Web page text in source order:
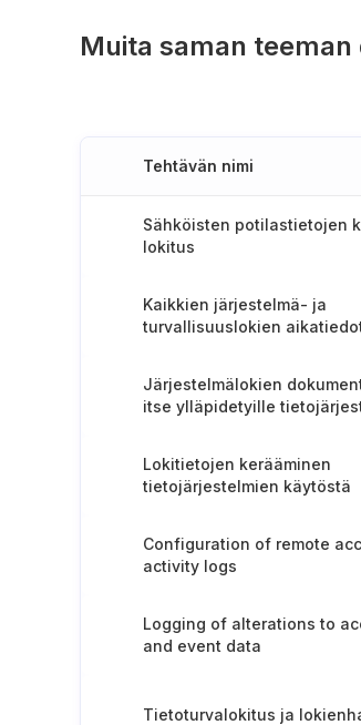
Muita saman
Tehtävän nimi
Sähköisten potilastietojen
lokitus
Kaikkien järjestelmä- ja
turvallisuuslokien
Järjestelmälokien
itse ylläpidetyille
Lokitietojen kerääminen
tietojärjestelmien käytöstä
Configuration of remote
activity logs
Logging of alterations to
and event data
Tietoturvalokitus ja